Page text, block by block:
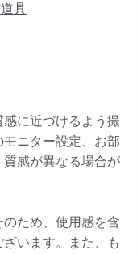
具
に近づけるよう撮
ニター設定、お部
感が異なる場合が
ため、使用感を含
います。また、も